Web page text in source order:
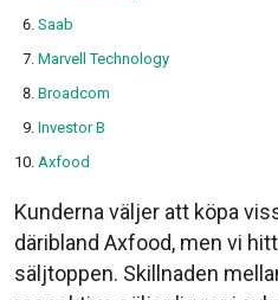
Saab
Marvell Technology
Broadcom
Investor B
Axfood
Kunderna väljer att köpa
däribland Axfood, men vi
säljtoppen. Skillnaden